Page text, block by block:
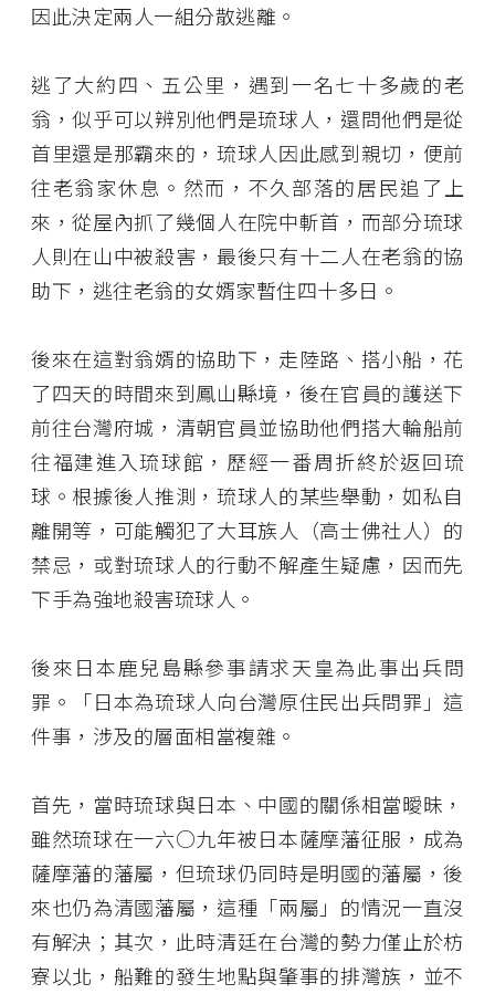
因此決定兩人一組分散逃離。
逃了大約四、五公里，遇到一名七十多歲的老
翁，似乎可以辨別他們是琉球人，還問他們是從
首里還是那霸來的，琉球人因此感到親切，便前
往老翁家休息。然而，不久部落的居民追了上
來，從屋內抓了幾個人在院中斬首，而部分琉球
人則在山中被殺害，最後只有十二人在老翁的協
助下，逃往老翁的女婿家暫住四十多日。
後來在這對翁婿的協助下，走陸路、搭小船，花
了四天的時間來到鳳山縣境，後在官員的護送下
前往台灣府城，清朝官員並協助他們搭大輪船前
往福建進入琉球館，歷經一番周折終於返回琉
球。根據後人推測，琉球人的某些舉動，如私自
離開等，可能觸犯了大耳族人（高士佛社人）的
禁忌，或對琉球人的行動不解產生疑慮，因而先
下手為強地殺害琉球人。
後來日本鹿兒島縣參事請求天皇為此事出兵問
罪。「日本為琉球人向台灣原住民出兵問罪」這
件事，涉及的層面相當複雜。
首先，當時琉球與日本、中國的關係相當曖昧，
雖然琉球在一六○九年被日本薩摩藩征服，成為
薩摩藩的藩屬，但琉球仍同時是明國的藩屬，後
來也仍為清國藩屬，這種「兩屬」的情況一直沒
有解決；其次，此時清廷在台灣的勢力僅止於枋
寮以北，船難的發生地點與肇事的排灣族，並不